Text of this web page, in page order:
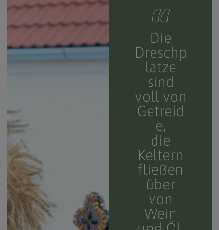
Die
Dreschp
lätze
sind
voll von
Getreid
e,
die
Keltern
fließen
über
von
Wein